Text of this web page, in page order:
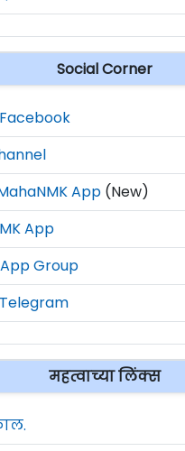
Social Corner
App (New)
App
Group
महत्वाच्या लिंक्स